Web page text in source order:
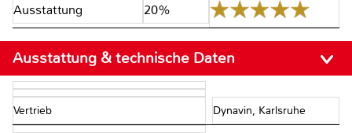
Ausstattung 20%
Ausstattung & technische Daten
Vertrieb Dynavin, Karlsruhe